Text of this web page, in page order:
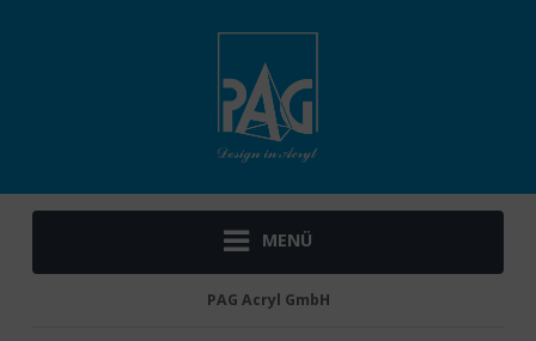
MENÜ
PAG Acryl GmbH